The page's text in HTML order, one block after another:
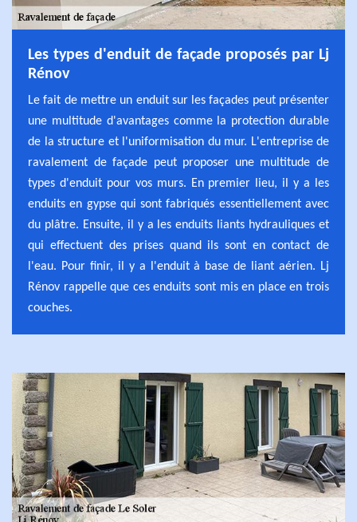
Les types d'enduit de façade proposés par Lj
Rénov
Le fait de mettre un enduit sur les façades peut présenter
une multitude d'avantages comme la protection durable
de la structure et l'uniformisation du mur. L'entreprise de
ravalement de façade peut proposer une multitude de
types d'enduit pour vos murs. En premier lieu, il y a les
enduits en gypse qui sont fabriqués essentiellement avec
du plâtre. Ensuite, il y a les enduits liants hydrauliques et
qui effectuent des prises quand ils sont en contact de
l'eau. Pour finir, il y a l'enduit à base de liant aérien. Lj
Rénov rappelle que ces enduits sont mis en place en trois
couches.